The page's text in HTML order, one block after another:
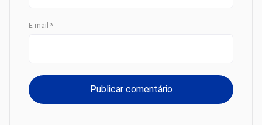
E-mail *